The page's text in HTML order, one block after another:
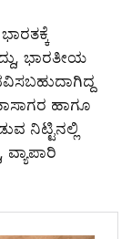
ಭಾರತೀಯ
ಹಾಗೂ
ನಿಟ್ಟಿನಲ್ಲಿ